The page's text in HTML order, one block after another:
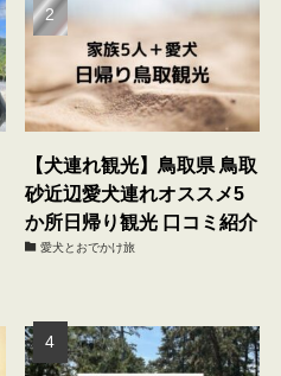
【犬連れ観光】鳥取県 鳥取
砂近辺愛犬連れオススメ5
か所日帰り観光 口コミ紹介
愛犬とおでかけ旅